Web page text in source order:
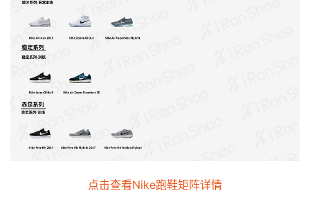
点击查看Nike跑鞋矩阵详情